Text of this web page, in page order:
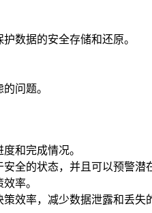
数据的安全存储和还原。
问题。
和完成情况。
全的状态，并且可以预警潜
率。
效率，减少数据泄露和丢失